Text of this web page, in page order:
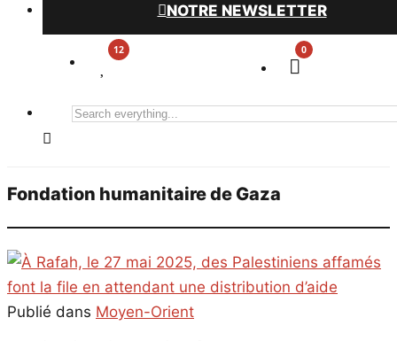
NOTRE NEWSLETTER
0
Search
Fondation humanitaire de Gaza
Publié dans Moyen-Orient